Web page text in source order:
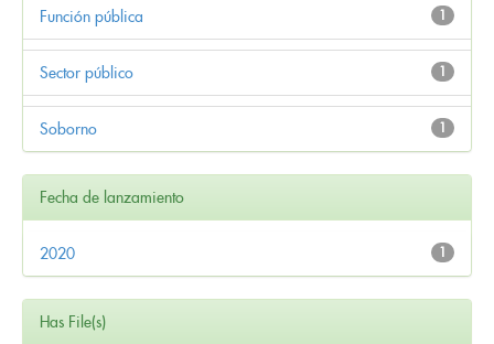
1
Función pública
1
Sector público
1
Soborno
Fecha de lanzamiento
1
2020
Has File(s)